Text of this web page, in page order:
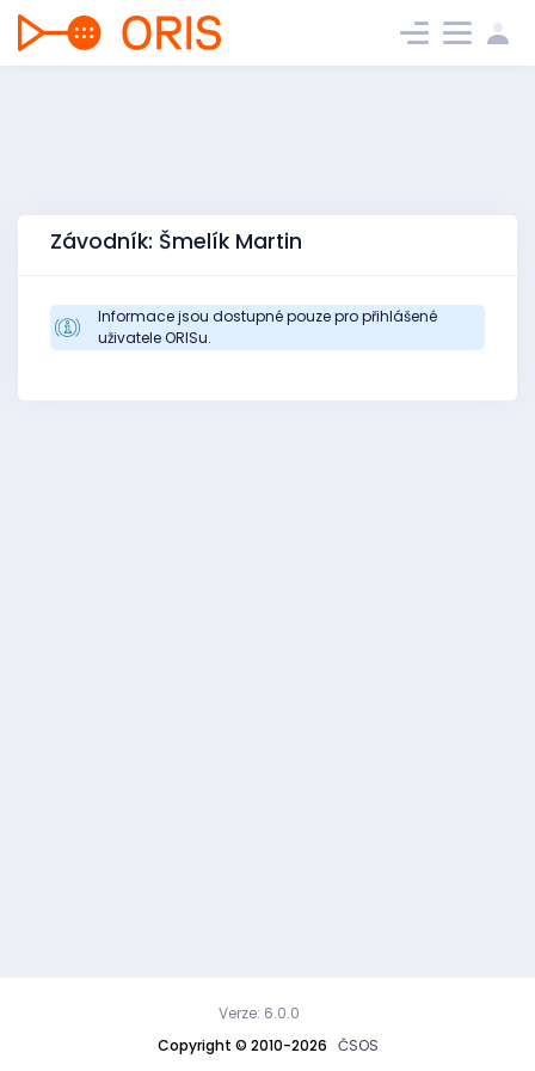
Závodník: Šmelík Martin
Informace jsou dostupné pouze pro přihlášené
uživatele ORISu.
Copyright © 2010-2026 ČSOS
Verze: 6.0.0